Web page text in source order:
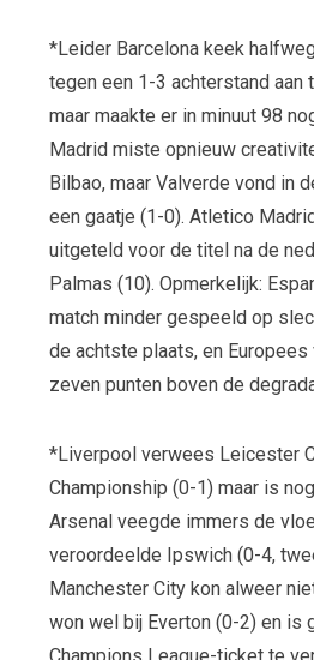
*Leider Barcelona keek
tegen een 1-3 achterstand aan
maar maakte er in minuut 98
Madrid miste opnieuw
Bilbao, maar Valverde vond in
een gaatje (1-0). Atletico
uitgeteld voor de titel na de
Palmas (10). Opmerkelijk:
match minder gespeeld op
de achtste plaats, en
zeven punten boven de
*Liverpool verwees Leicester
Championship (0-1) maar is
Arsenal veegde immers de
veroordeelde Ipswich (0-4,
Manchester City kon alweer
won wel bij Everton (0-2) en is